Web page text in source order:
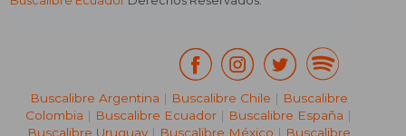
Buscalibre Argentina | Buscalibre Chile | Buscalibre
Colombia | Buscalibre Ecuador | Buscalibre España |
Buscalibre Uruguay| Buscalibre México | Buscalibre